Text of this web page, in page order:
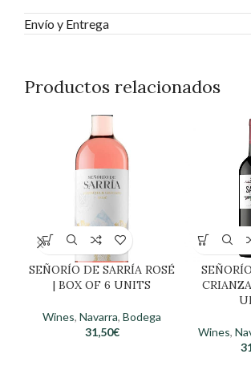
Envío y Entrega
Productos relacionados
SEÑORÍO DE SARRÍA ROSÉ
| BOX OF 6 UNITS
Wines, Navarra, Bodega
31,50€ Wines,